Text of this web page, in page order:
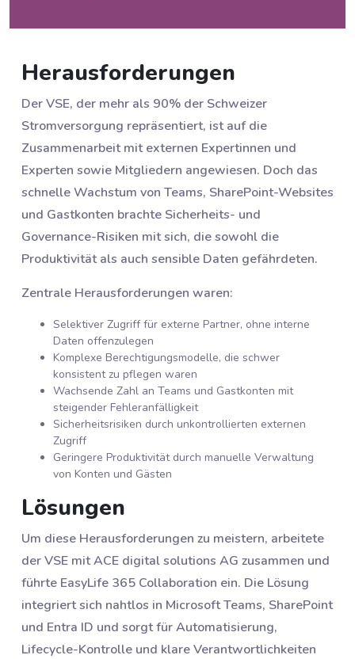
Herausforderungen
Der VSE, der mehr als 90% der Schweizer
Stromversorgung repräsentiert, ist auf die
Zusammenarbeit mit externen Expertinnen und
Experten sowie Mitgliedern angewiesen. Doch das
schnelle Wachstum von Teams, SharePoint-Websites
und Gastkonten brachte Sicherheits- und
Governance-Risiken mit sich, die sowohl die
Produktivität als auch sensible Daten gefährdeten.
Zentrale Herausforderungen waren:
Selektiver Zugriff für externe Partner, ohne interne
Daten offenzulegen
Komplexe Berechtigungsmodelle, die schwer
konsistent zu pflegen waren
Wachsende Zahl an Teams und Gastkonten mit
steigender Fehleranfälligkeit
Sicherheitsrisiken durch unkontrollierten externen
Zugriff
Geringere Produktivität durch manuelle Verwaltung
von Konten und Gästen
Lösungen
Um diese Herausforderungen zu meistern, arbeitete
der VSE mit ACE digital solutions AG zusammen und
führte EasyLife 365 Collaboration ein. Die Lösung
integriert sich nahtlos in Microsoft Teams, SharePoint
und Entra ID und sorgt für Automatisierung,
Lifecycle-Kontrolle und klare Verantwortlichkeiten